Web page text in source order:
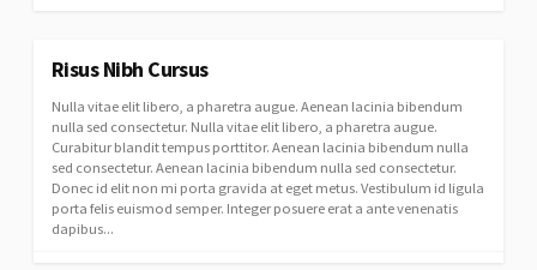
Risus Nibh Cursus
Nulla vitae elit libero, a pharetra augue. Aenean lacinia bibendum
nulla sed consectetur. Nulla vitae elit libero, a pharetra augue.
Curabitur blandit tempus porttitor. Aenean lacinia bibendum nulla
sed consectetur. Aenean lacinia bibendum nulla sed consectetur.
Donec id elit non mi porta gravida at eget metus. Vestibulum id ligula
porta felis euismod semper. Integer posuere erat a ante venenatis
dapibus...